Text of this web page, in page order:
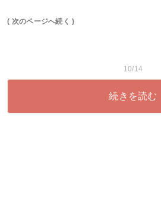
( 次のページへ続く )
10/14
続きを読む